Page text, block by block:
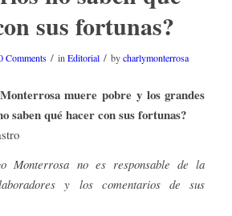
sus fortunas?
Comments / inEditorial / bycharlymonterrosa
muere pobre y los grandes
saben qué hacer con sus fortunas?
Monterrosa no es responsable de la
y los comentarios de sus